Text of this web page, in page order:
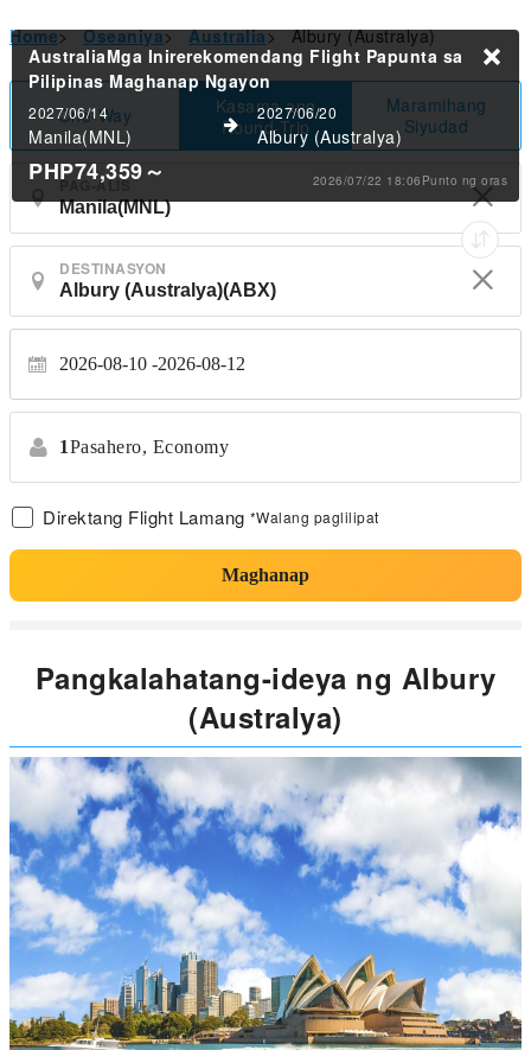
Home> Oseaniya> Australia> Albury (Australya)
One-Way
Kasama ang
Round-Trip
Maramihang
Siyudad
PAG-ALIS
DESTINASYON
2026-08-10 2026-08-12
1Pasahero, Economy
Direktang Flight Lamang *Walang paglilipat
Maghanap
AustraliaMga Inirerekomendang Flight Papunta sa
PilipinasMaghanap Ngayon
2027/06/14
Manila(MNL)
2027/06/20
Albury (Australya)
PHP74,359～ 2026/07/22 18:06Punto ng oras
Pangkalahatang-ideya ng Albury
(Australya)